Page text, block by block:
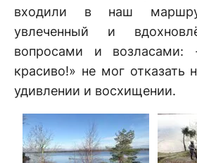
входили в наш
увлеченный и
вопросами и
красиво!» не мог отказать
удивлении и восхищении.